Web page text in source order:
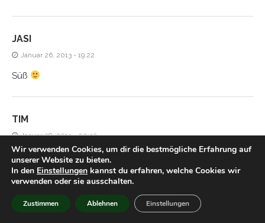
JASI
Januar 26, 2013 - 19:22
Süß
TIM
Januar 28, 2013 - 00:32
Hmm aber gegen ein gutes Licher kommt das doch nicht
an, oder?
HIACYNTA
Wir verwenden Cookies, um dir die bestmögliche Erfahrung auf
unserer Website zu bieten.
In den Einstellungen kannst du erfahren, welche Cookies wir
verwenden oder sie ausschalten.
Zustimmen Ablehnen Einstellungen